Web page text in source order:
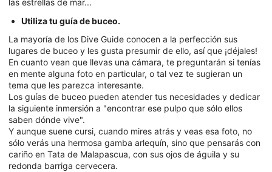
las estrellas de mar...
Utiliza tu guía de buceo.
La mayoría de los Dive Guide conocen a la perfección sus
lugares de buceo y les gusta presumir de ello, así que ¡déjales!
En cuanto vean que llevas una cámara, te preguntarán si tenías
en mente alguna foto en particular, o tal vez te sugieran un
tema que les parezca interesante.
Los guías de buceo pueden atender tus necesidades y dedicar
la siguiente inmersión a "encontrar ese pulpo que sólo ellos
saben dónde vive".
Y aunque suene cursi, cuando mires atrás y veas esa foto, no
sólo verás una hermosa gamba arlequín, sino que pensarás con
cariño en Tata de Malapascua, con sus ojos de águila y su
redonda barriga cervecera.